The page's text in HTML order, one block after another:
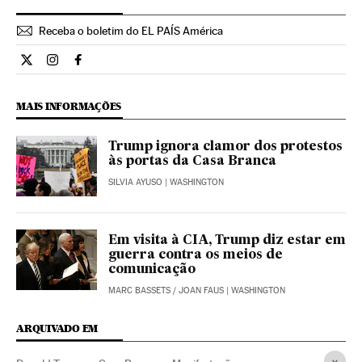
Receba o boletim do EL PAÍS América
Internacional El País Brasil en Twitter
Internacional El País Brasil en Instagram
Internacional El País Brasil en Facebook
MAIS INFORMAÇÕES
Trump ignora clamor dos protestos
às portas da Casa Branca
SILVIA AYUSO | WASHINGTON
Em visita à CIA, Trump diz estar em
guerra contra os meios de
comunicação
MARC BASSETS / JOAN FAUS | WASHINGTON
ARQUIVADO EM